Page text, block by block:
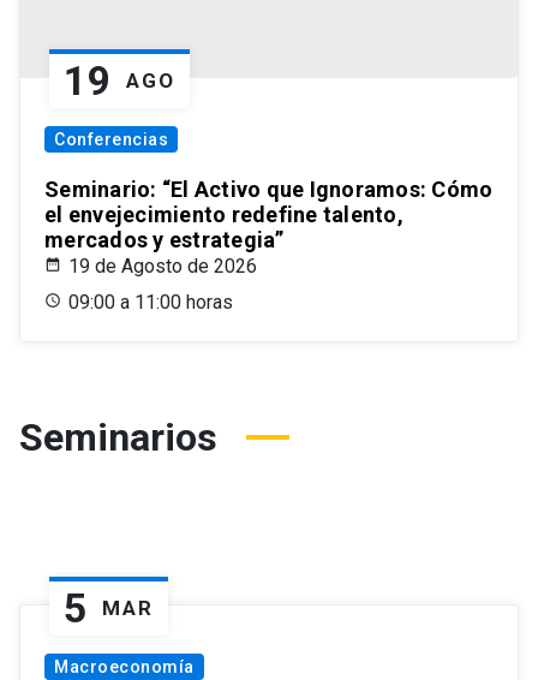
19 AGO
Conferencias
Seminario: “El Activo que Ignoramos: Cómo
el envejecimiento redefine talento,
mercados y estrategia”
19 de Agosto de 2026
09:00 a 11:00 horas
Seminarios
5 MAR
Macroeconomía